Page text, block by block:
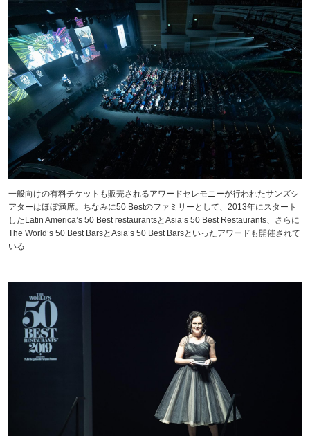
一般向けの有料チケットも販売されるアワードセレモニーが行われたサンズシ
アターはほぼ満席。ちなみに50 Bestのファミリーとして、2013年にスタート
したLatin America’s 50 Best restaurantsとAsia’s 50 Best Restaurants、さらに
The World’s 50 Best BarsとAsia’s 50 Best Barsといったアワードも開催されて
いる